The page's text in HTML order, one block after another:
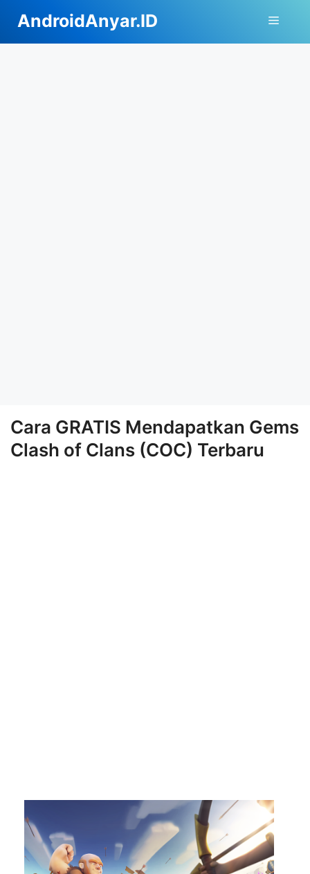
isi
AndroidAnyar.ID Menu
Cara GRATIS Mendapatkan Gems
Clash of Clans (COC) Terbaru